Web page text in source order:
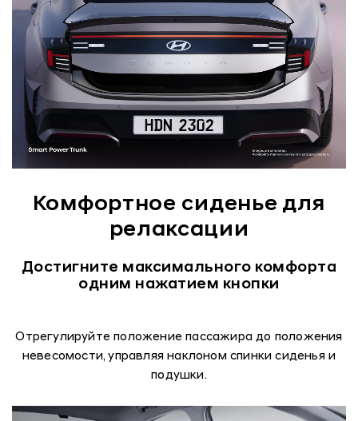
Комфортное сиденье для
релаксации
Достигните максимального комфорта
одним нажатием кнопки
Отрегулируйте положение пассажира до положения
невесомости, управляя наклоном спинки сиденья и
подушки.